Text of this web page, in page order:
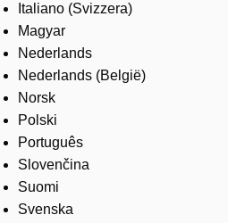
Italiano (Svizzera)
Magyar
Nederlands
Nederlands (België)
Norsk
Polski
Português
Slovenčina
Suomi
Svenska